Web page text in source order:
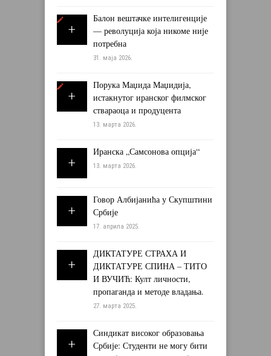
Балон вештачке интелигенције
— револуција која никоме није
потребна
31. маја 2026.
Порука Маџида Маџидија,
истакнутог иранског филмског
ствараоца и продуцента
13. марта 2026.
Иранска „Самсонова опција“
13. марта 2026.
Говор Албијанића у Скупштини
Србије
17. априла 2025.
ДИКТАТУРЕ СТРАХА И
ДИКТАТУРЕ СПИНА – ТИТО
И ВУЧИЋ: Култ личности,
пропаганда и методе владања.
27. марта 2025.
Синдикат високог образовања
Србије: Студенти не могу бити